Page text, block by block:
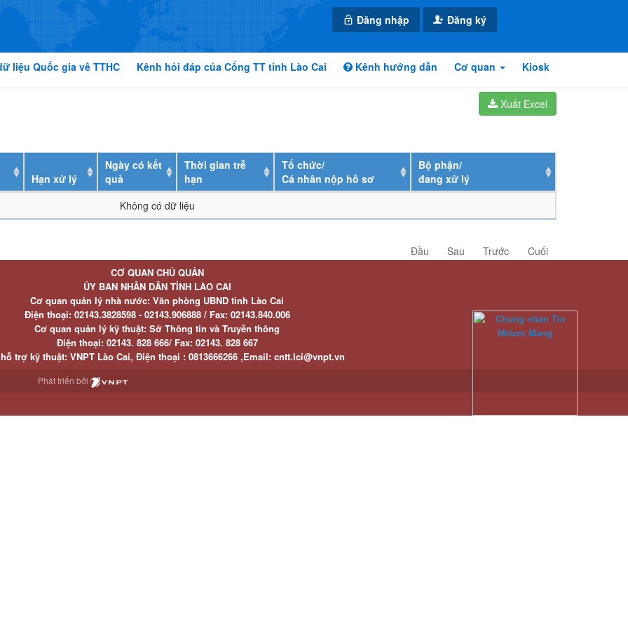
Đăng nhập Đăng ký
liệu Quốc gia về TTHC Kênh hỏi đáp của Cổng TT tỉnh Lào Cai Kênh hướng dẫn Cơ quan Kiosk
Xuất Excel
Hạn xử lý
Ngày có kết
quả
Thời gian trễ
hạn
Tổ chức/
Cá nhân nộp hồ sơ
Bộ phận/
đang xử lý
Không có dữ liệu
Đầu Sau Trước Cuối
CƠ QUAN CHỦ QUẢN
ỦY BAN NHÂN DÂN TỈNH LÀO CAI
Cơ quan quản lý nhà nước: Văn phòng UBND tỉnh Lào Cai
Điện thoại:02143.3828598 - 02143.906888 / Fax:02143.840.006
Cơ quan quản lý kỹ thuật: Sở Thông tin và Truyền thông
Điện thoại:02143. 828 666/ Fax:02143. 828 667
trợ kỹ thuật: VNPT Lào Cai, Điện thoại : 0813666266 ,Email: cntt.lci@vnpt.vn
Phát triển bởi